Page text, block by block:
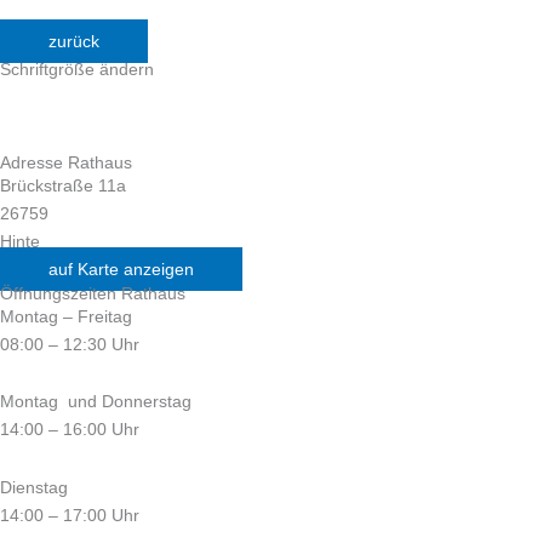
zurück
Schriftgröße ändern
Adresse Rathaus
Brückstraße 11a
26759
Hinte
auf Karte anzeigen
Öffnungszeiten Rathaus
Montag – Freitag
08:00 – 12:30 Uhr
Montag und Donnerstag
14:00 – 16:00 Uhr
Dienstag
14:00 – 17:00 Uhr